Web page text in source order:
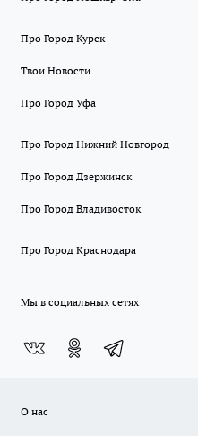
Про Город Курск
Твои Новости
Про Город Уфа
Про Город Нижний Новгород
Про Город Дзержинск
Про Город Владивосток
Про Город Краснодара
Мы в социальных сетях
О нас